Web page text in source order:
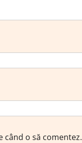
când o să comentez.